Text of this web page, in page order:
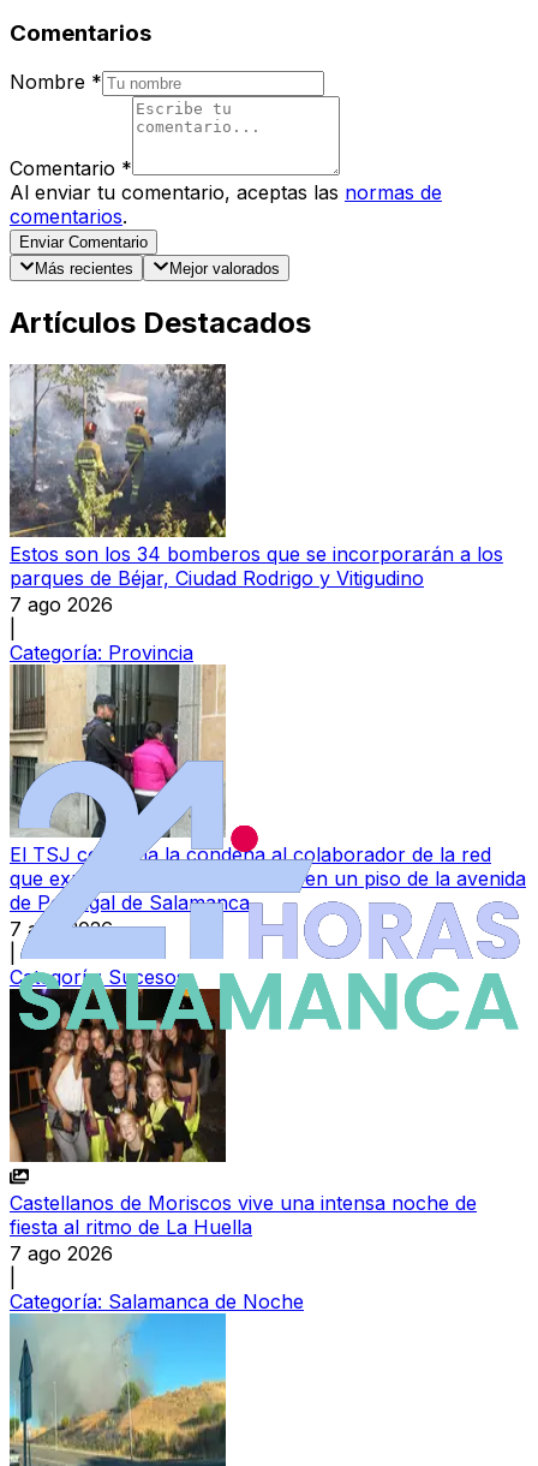
Comentarios
Nombre *
Comentario *
Al enviar tu comentario, aceptas las normas de
comentarios.
Enviar Comentario
Más recientes
Mejor valorados
Artículos Destacados
Estos son los 34 bomberos que se incorporarán a los
parques de Béjar, Ciudad Rodrigo y Vitigudino
7 ago 2026
Categoría: Provincia
El TSJ confirma la condena al colaborador de la red
que explotaba a mujeres chinas en un piso de la avenida
de Portugal de Salamanca
7 ago 2026
Categoría: Sucesos
Castellanos de Moriscos vive una intensa noche de
fiesta al ritmo de La Huella
7 ago 2026
Categoría: Salamanca de Noche